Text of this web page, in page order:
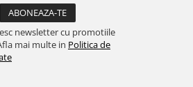
newsletter cu promotiile
mai multe in Politica de